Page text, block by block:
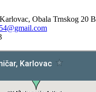
Obala Trnskog 20 B